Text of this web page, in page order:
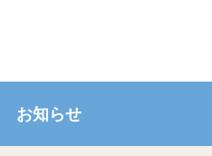
お知らせ